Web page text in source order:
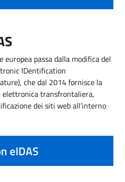
passa dalla modifica del
IDentification
che dal 2014 fornisce la
elettronica transfrontaliera,
dei siti web all’interno
eIDAS